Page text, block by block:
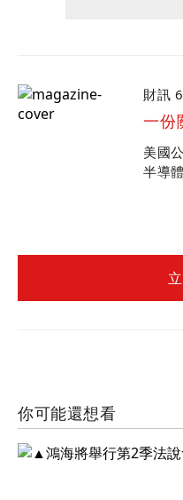
財訊
一份
美國
半導
過程
你可能還想看